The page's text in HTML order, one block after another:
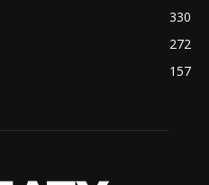
330
272
157